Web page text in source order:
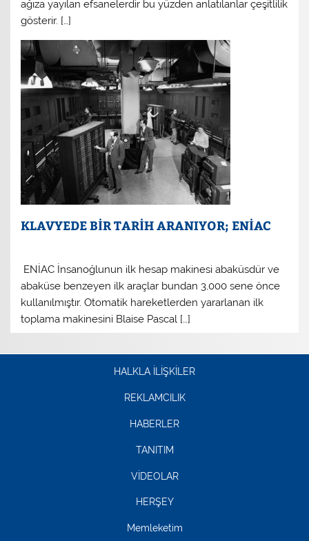
ağıza yayılan efsanelerdir bu yüzden anlatılanlar çeşitlilik
gösterir. […]
KLAVYEDE BİR TARİH ARANIYOR; ENİAC
ENİAC İnsanoğlunun ilk hesap makinesi abaküsdür ve
abaküse benzeyen ilk araçlar bundan 3,000 sene önce
kullanılmıştır. Otomatik hareketlerden yararlanan ilk
toplama makinesini Blaise Pascal […]
HALKLA İLİŞKİLER
REKLAMCILIK
HABERLER
TANITIM
VİDEOLAR
HERŞEY
Memleketim